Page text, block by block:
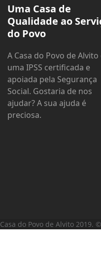
Uma Casa de
Qualidade ao
do Povo
A Casa do Povo de Alvito
uma IPSS certificada e
apoiada pela Segurança
Social. Gostaria de nos
ajudar? A sua ajuda é
preciosa.
Casa do Povo de Alvito 2019.